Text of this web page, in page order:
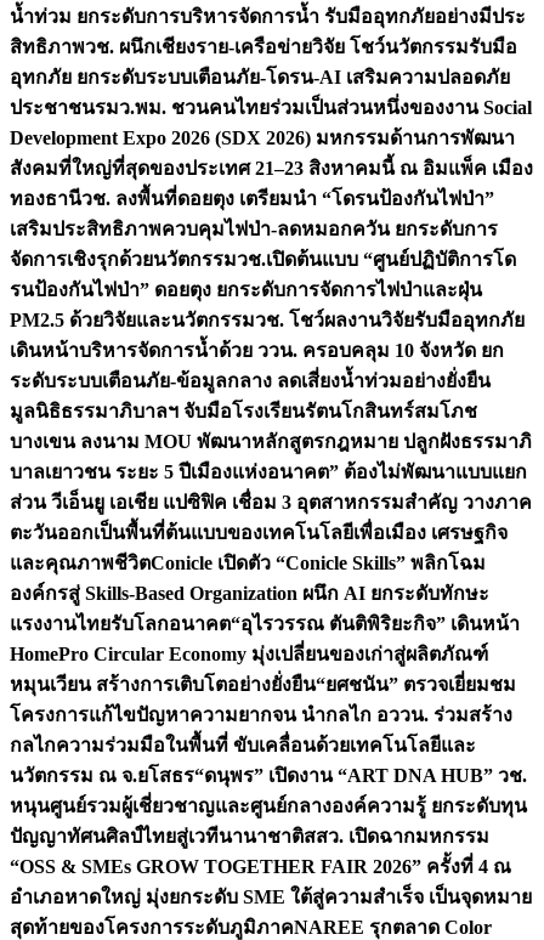
น้ำท่วม ยกระดับการบริหารจัดการน้ำ รับมืออุทกภัยอย่างมีประ
สิทธิภาพวช. ผนึกเชียงราย-เครือข่ายวิจัย โชว์นวัตกรรมรับมือ
อุทกภัย ยกระดับระบบเตือนภัย-โดรน-AI เสริมความปลอดภัย
ประชาชนรมว.พม. ชวนคนไทยร่วมเป็นส่วนหนึ่งของงาน Social
Development Expo 2026 (SDX 2026) มหกรรมด้านการพัฒนา
สังคมที่ใหญ่ที่สุดของประเทศ 21–23 สิงหาคมนี้ ณ อิมแพ็ค เมือง
ทองธานีวช. ลงพื้นที่ดอยตุง เตรียมนำ “โดรนป้องกันไฟป่า”
เสริมประสิทธิภาพควบคุมไฟป่า-ลดหมอกควัน ยกระดับการ
จัดการเชิงรุกด้วยนวัตกรรมวช.เปิดต้นแบบ “ศูนย์ปฏิบัติการโด
รนป้องกันไฟป่า” ดอยตุง ยกระดับการจัดการไฟป่าและฝุ่น
PM2.5 ด้วยวิจัยและนวัตกรรมวช. โชว์ผลงานวิจัยรับมืออุทกภัย
เดินหน้าบริหารจัดการน้ำด้วย ววน. ครอบคลุม 10 จังหวัด ยก
ระดับระบบเตือนภัย-ข้อมูลกลาง ลดเสี่ยงน้ำท่วมอย่างยั่งยืน
มูลนิธิธรรมาภิบาลฯ จับมือโรงเรียนรัตนโกสินทร์สมโภช
บางเขน ลงนาม MOU พัฒนาหลักสูตรกฎหมาย ปลูกฝังธรรมาภิ
บาลเยาวชน ระยะ 5 ปีเมืองแห่งอนาคต” ต้องไม่พัฒนาแบบแยก
ส่วน วีเอ็นยู เอเชีย แปซิฟิค เชื่อม 3 อุตสาหกรรมสำคัญ วางภาค
ตะวันออกเป็นพื้นที่ต้นแบบของเทคโนโลยีเพื่อเมือง เศรษฐกิจ
และคุณภาพชีวิตConicle เปิดตัว “Conicle Skills” พลิกโฉม
องค์กรสู่ Skills-Based Organization ผนึก AI ยกระดับทักษะ
แรงงานไทยรับโลกอนาคต“อุไรวรรณ ตันติพิริยะกิจ” เดินหน้า
HomePro Circular Economy มุ่งเปลี่ยนของเก่าสู่ผลิตภัณฑ์
หมุนเวียน สร้างการเติบโตอย่างยั่งยืน“ยศชนัน” ตรวจเยี่ยมชม
โครงการแก้ไขปัญหาความยากจน นำกลไก อววน. ร่วมสร้าง
กลไกความร่วมมือในพื้นที่ ขับเคลื่อนด้วยเทคโนโลยีและ
นวัตกรรม ณ จ.ยโสธร“ดนุพร” เปิดงาน “ART DNA HUB” วช.
หนุนศูนย์รวมผู้เชี่ยวชาญและศูนย์กลางองค์ความรู้ ยกระดับทุน
ปัญญาทัศนศิลป์ไทยสู่เวทีนานาชาติสสว. เปิดฉากมหกรรม
“OSS & SMEs GROW TOGETHER FAIR 2026” ครั้งที่ 4 ณ
อำเภอหาดใหญ่ มุ่งยกระดับ SME ใต้สู่ความสำเร็จ เป็นจุดหมาย
สุดท้ายของโครงการระดับภูมิภาคNAREE รุกตลาด Color